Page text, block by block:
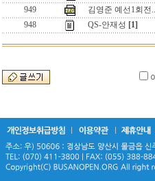
949
김영준 예선1회전..
948
QS-안재성 [1]